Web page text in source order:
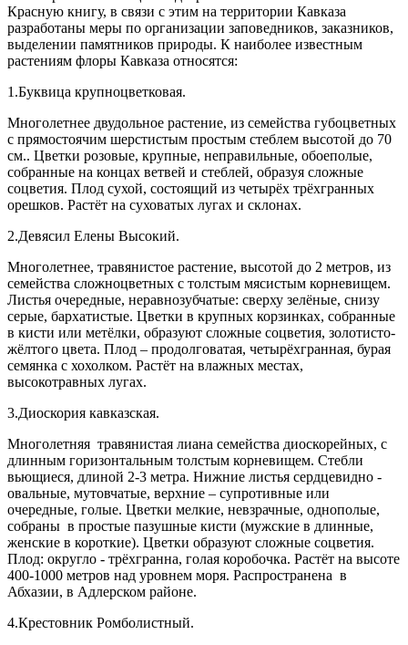
Красную книгу, в связи с этим на территории Кавказа
разработаны меры по организации заповедников, заказников,
выделении памятников природы. К наиболее известным
растениям флоры Кавказа относятся:
1.Буквица крупноцветковая.
Многолетнее двудольное растение, из семейства губоцветных
с прямостоячим шерстистым простым стеблем высотой до 70
см.. Цветки розовые, крупные, неправильные, обоеполые,
собранные на концах ветвей и стеблей, образуя сложные
соцветия. Плод сухой, состоящий из четырёх трёхгранных
орешков. Растёт на суховатых лугах и склонах.
2.Девясил Елены Высокий.
Многолетнее, травянистое растение, высотой до 2 метров, из
семейства сложноцветных с толстым мясистым корневищем.
Листья очередные, неравнозубчатые: сверху зелёные, снизу
серые, бархатистые. Цветки в крупных корзинках, собранные
в кисти или метёлки, образуют сложные соцветия, золотисто-
жёлтого цвета. Плод – продолговатая, четырёхгранная, бурая
семянка с хохолком. Растёт на влажных местах,
высокотравных лугах.
3.Диоскория кавказская.
Многолетняя травянистая лиана семейства диоскорейных, с
длинным горизонтальным толстым корневищем. Стебли
вьющиеся, длиной 2-3 метра. Нижние листья сердцевидно -
овальные, мутовчатые, верхние – супротивные или
очередные, голые. Цветки мелкие, невзрачные, однополые,
собраны в простые пазушные кисти (мужские в длинные,
женские в короткие). Цветки образуют сложные соцветия.
Плод: округло - трёхгранна, голая коробочка. Растёт на высоте
400-1000 метров над уровнем моря. Распространена в
Абхазии, в Адлерском районе.
4.Крестовник Ромболистный.